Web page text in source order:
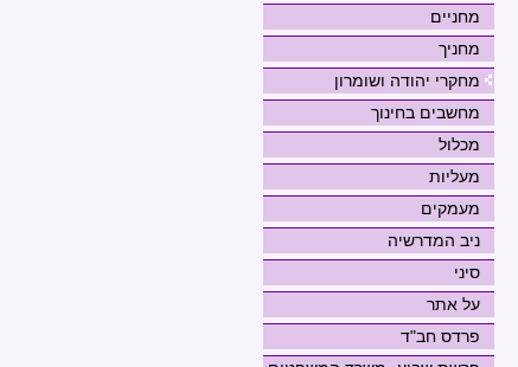
מחניים
מחניך
מחקרי יהודה ושומרון
מחשבים בחינוך
מכלול
מעליות
מעמקים
ניב המדרשיה
סיני
על אתר
פרדס חב"ד